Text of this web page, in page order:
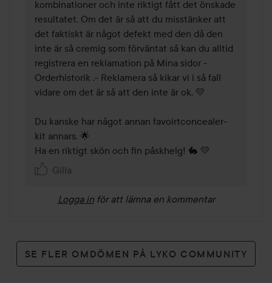
kombinationer och inte riktigt fått det önskade
resultatet. Om det är så att du misstänker att
det faktiskt är något defekt med den då den
inte är så cremig som förväntat så kan du alltid
registrera en reklamation på Mina sidor -
Orderhistorik .- Reklamera så kikar vi i så fall
vidare om det är så att den inte är ok. 💛
Du kanske har något annan favoirtconcealer-
kit annars. 🌟
Ha en riktigt skön och fin påskhelg! 🐇 💛
Gilla
Logga in för att lämna en kommentar
SE FLER OMDÖMEN PÅ LYKO COMMUNITY